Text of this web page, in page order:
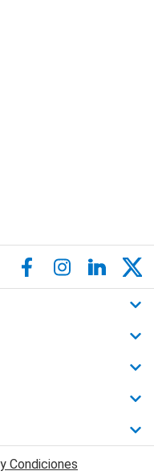
Condiciones